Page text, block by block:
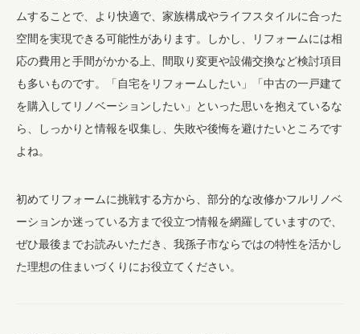
ムすることで、より快適で、家族構成やライフスタイルに合った
空間を実現できる可能性があります。しかし、リフォームには相
応の費用と手間がかかる上、間取り変更や設備交換など検討項目
も多いものです。「自宅をリフォームしたい」「中古の一戸建て
を購入してリノベーションしたい」といった思いを抱えているな
ら、しっかりと情報を収集し、失敗や後悔を避けたいところです
よね。
初めてリフォームに挑戦する方から、部分的な改修かフルリノベ
ーションか迷っている方まで役立つ情報を網羅していますので、
ぜひ最後までお読みいただき、我孫子市ならではの特性を活かし
た理想の住まいづくりにお役立てください。